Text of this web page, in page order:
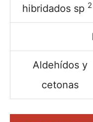
hibridados sp 2
Aldehídos y
cetonas